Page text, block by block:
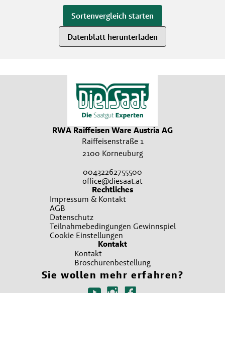
Sortenvergleich starten
Datenblatt herunterladen
RWA Raiffeisen Ware Austria AG
Raiffeisenstraße 1
2100 Korneuburg
00432262755500
office@diesaat.at
Rechtliches
Impressum & Kontakt
AGB
Datenschutz
Teilnahmebedingungen Gewinnspiel
Cookie Einstellungen
Kontakt
Kontakt
Broschürenbestellung
Sie wollen mehr erfahren?